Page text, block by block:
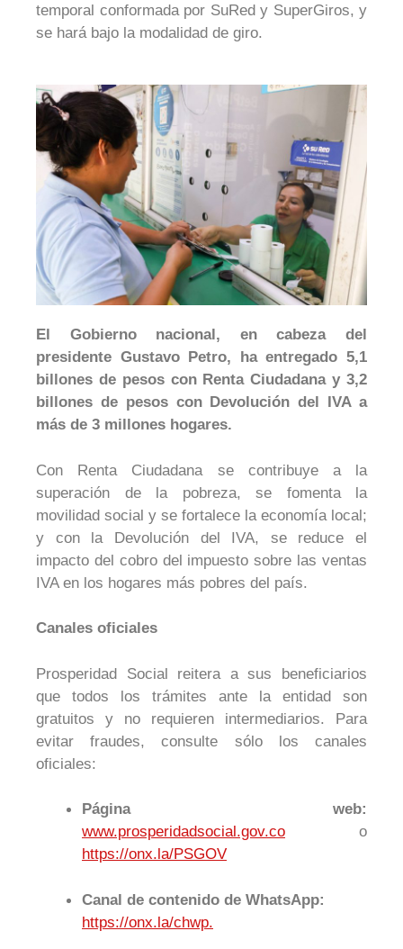
temporal conformada por SuRed y SuperGiros, y
se hará bajo la modalidad de giro.
El Gobierno nacional, en cabeza del
presidente Gustavo Petro, ha entregado 5,1
billones de pesos con Renta Ciudadana y 3,2
billones de pesos con Devolución del IVA a
más de 3 millones hogares.
Con Renta Ciudadana se contribuye a la
superación de la pobreza, se fomenta la
movilidad social y se fortalece la economía local;
y con la Devolución del IVA, se reduce el
impacto del cobro del impuesto sobre las ventas
IVA en los hogares más pobres del país.
Canales oficiales
Prosperidad Social reitera a sus beneficiarios
que todos los trámites ante la entidad son
gratuitos y no requieren intermediarios. Para
evitar fraudes, consulte sólo los canales
oficiales:
Página web:
www.prosperidadsocial.gov.co o
https://onx.la/PSGOV
Canal de contenido de WhatsApp:
https://onx.la/chwp.